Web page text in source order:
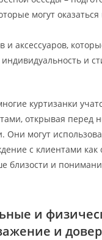
могут
и аксессуаров,
и
куртизанки
открывая перед
Они могут
с клиентами как
близости и
и
и